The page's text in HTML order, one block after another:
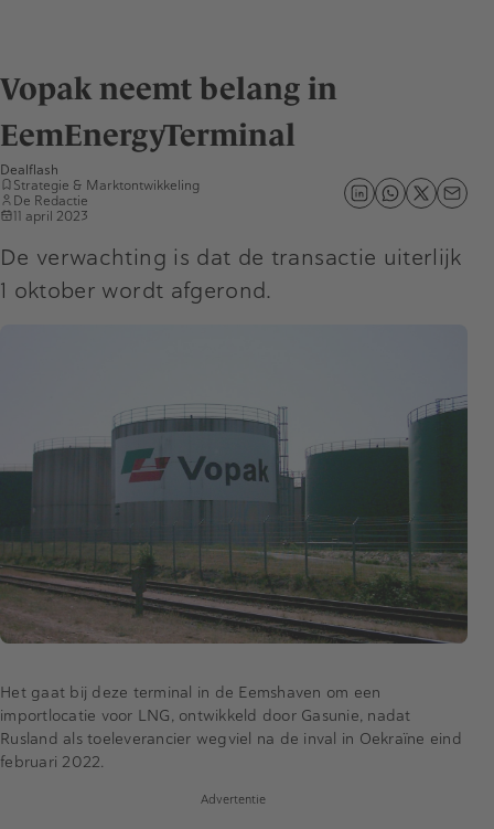
Vopak neemt belang in
EemEnergyTerminal
Dealflash
Strategie & Marktontwikkeling
De Redactie
11 april 2023
De verwachting is dat de transactie uiterlijk
1 oktober wordt afgerond.
Het gaat bij deze terminal in de Eemshaven om een
importlocatie voor LNG, ontwikkeld door Gasunie, nadat
Rusland als toeleverancier wegviel na de inval in Oekraïne eind
februari 2022.
Advertentie